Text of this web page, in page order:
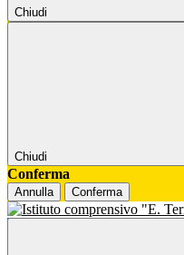
Chiudi
Chiudi
Conferma
Annulla Conferma